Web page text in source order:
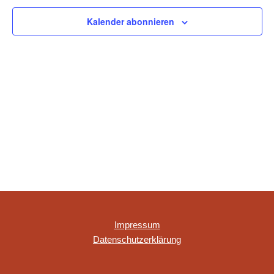
Kalender abonnieren
Impressum
Datenschutzerklärung